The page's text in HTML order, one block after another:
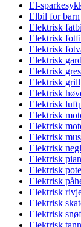
El-
Elbil for barn
Elektrisk
Elektrisk
Elektrisk
Elektrisk
Elektrisk
Elektrisk grill
Elektrisk
Elektrisk
Elektrisk
Elektrisk
Elektrisk
Elektrisk
Elektrisk
Elektrisk
Elektrisk
Elektrisk
Elektrisk
Elektrisk
Elektrisk